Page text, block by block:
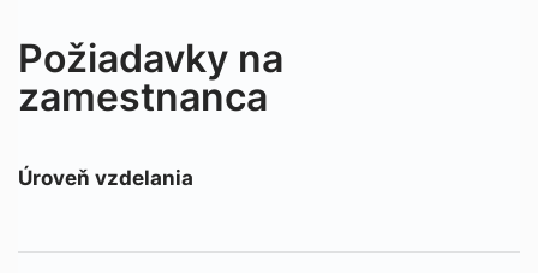
Požiadavky na
zamestnanca
Úroveň vzdelania